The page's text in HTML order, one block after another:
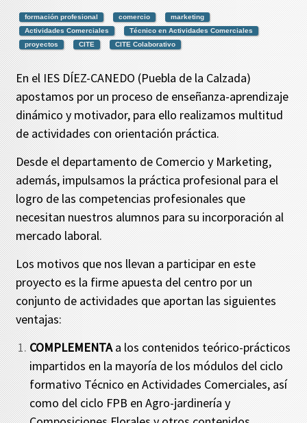
formación profesional comercio
marketing
Actividades Comerciales
Técnico en Actividades Comerciales
proyectos
CITE CITE Colaborativo
En el IES DÍEZ-CANEDO (Puebla de la Calzada)
apostamos por un proceso de enseñanza-aprendizaje
dinámico y motivador, para ello realizamos multitud
de actividades con orientación práctica.
Desde el departamento de Comercio y Marketing,
además, impulsamos la práctica profesional para el
logro de las competencias profesionales que
necesitan nuestros alumnos para su incorporación al
mercado laboral.
Los motivos que nos llevan a participar en este
proyecto es la firme apuesta del centro por un
conjunto de actividades que aportan las siguientes
ventajas:
COMPLEMENTAa los contenidos teórico-prácticos
impartidos en la mayoría de los módulos del ciclo
formativo Técnico en Actividades Comerciales, así
como del ciclo FPB en Agro-jardinería y